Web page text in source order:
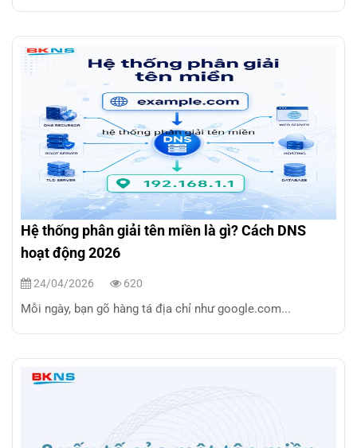
Hệ thống phân giải tên miền là gì? Cách DNS
hoạt động 2026
24/04/2026 620
Mỗi ngày, bạn gõ hàng tá địa chỉ như google.com...